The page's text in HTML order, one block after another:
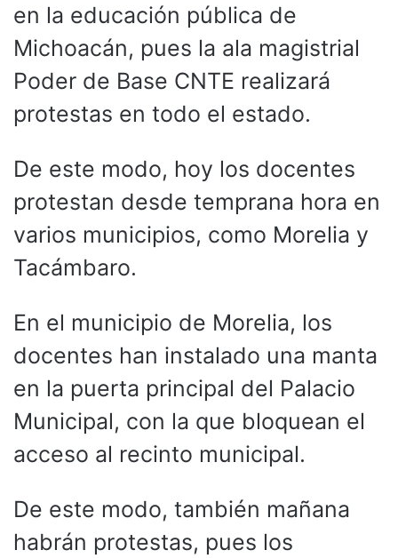
en la educación pública de
Michoacán, pues la ala magistrial
Poder de Base CNTE realizará
protestas en todo el estado.
De este modo, hoy los docentes
protestan desde temprana hora en
varios municipios, como Morelia y
Tacámbaro.
En el municipio de Morelia, los
docentes han instalado una manta
en la puerta principal del Palacio
Municipal, con la que bloquean el
acceso al recinto municipal.
De este modo, también mañana
habrán protestas, pues los